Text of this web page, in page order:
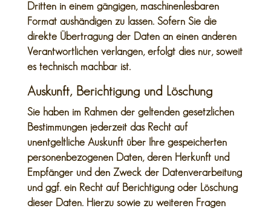
Dritten in einem gängigen, maschinenlesbaren
Format aushändigen zu lassen. Sofern Sie die
direkte Übertragung der Daten an einen anderen
Verantwortlichen verlangen, erfolgt dies nur, soweit
es technisch machbar ist.
Auskunft, Berichtigung und Löschung
Sie haben im Rahmen der geltenden gesetzlichen
Bestimmungen jederzeit das Recht auf
unentgeltliche Auskunft über Ihre gespeicherten
personenbezogenen Daten, deren Herkunft und
Empfänger und den Zweck der Datenverarbeitung
und ggf. ein Recht auf Berichtigung oder Löschung
dieser Daten. Hierzu sowie zu weiteren Fragen